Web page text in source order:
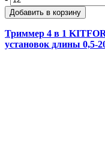
Добавить в корзину
Триммер 4 в 1
установок длины 0,5-